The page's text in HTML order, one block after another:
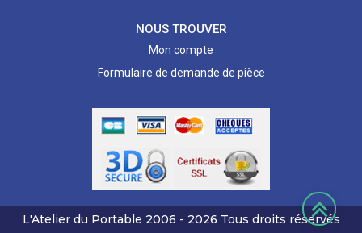
NOUS TROUVER
Mon compte
Formulaire de demande de pièce
L'Atelier du Portable 2006 - 2026 Tous droits réservés